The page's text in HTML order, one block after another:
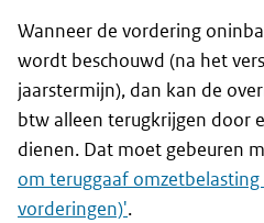
Wanneer de vordering
wordt beschouwd (na het
jaarstermijn), dan kan de
btw alleen terugkrijgen door
dienen. Dat moet gebeuren
om teruggaaf
vorderingen)'.